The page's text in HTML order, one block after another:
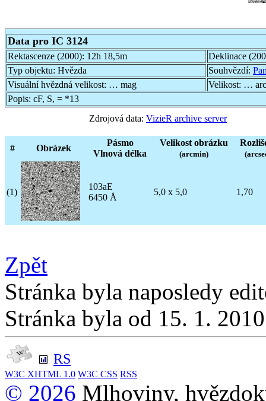
Data pro IC 3124
Rektascenze (2000): 12h 18,5m
Deklinace
Typ objektu: Hvězda Souhvězdí:
Visuální hvězdná velikost: … mag Velikost: …
Popis: cF, S, = *13
Zdrojová data: VizieR archive server
# Obrázek
Pásmo
Vlnová délka
Velikost obrázku
(arcmin)
(1)
103aE
6450 Å
5,0 x 5,0 1,70
Zpět
Stránka byla naposledy
Stránka byla od 15. 1.
RS
W3C XHTML 1.0 W3C CSS RSS
© 2026 Mlhoviny,